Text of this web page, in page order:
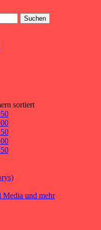
sortiert
Media und mehr